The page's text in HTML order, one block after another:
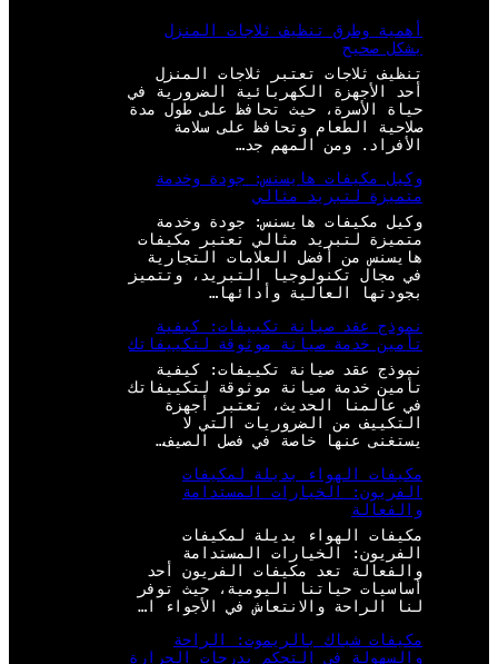
أهمية وطرق تنظيف ثلاجات المنزل
بشكل صحيح
تنظيف ثلاجات تعتبر ثلاجات المنزل
أحد الأجهزة الكهربائية الضرورية في
حياة الأسرة، حيث تحافظ على طول مدة
صلاحية الطعام وتحافظ على سلامة
الأفراد. ومن المهم جد…
وكيل مكيفات هايسنس: جودة وخدمة
متميزة لتبريد مثالي
وكيل مكيفات هايسنس: جودة وخدمة
متميزة لتبريد مثالي تعتبر مكيفات
هايسنس من أفضل العلامات التجارية
في مجال تكنولوجيا التبريد، وتتميز
بجودتها العالية وأدائها…
نموذج عقد صيانة تكييفات: كيفية
تأمين خدمة صيانة موثوقة لتكييفاتك
نموذج عقد صيانة تكييفات: كيفية
تأمين خدمة صيانة موثوقة لتكييفاتك
في عالمنا الحديث، تعتبر أجهزة
التكييف من الضروريات التي لا
يستغنى عنها خاصة في فصل الصيف…
مكيفات الهواء بديلة لمكيفات
الفريون: الخيارات المستدامة
والفعالة
مكيفات الهواء بديلة لمكيفات
الفريون: الخيارات المستدامة
والفعالة تعد مكيفات الفريون أحد
أساسيات حياتنا اليومية، حيث توفر
لنا الراحة والانتعاش في الأجواء ا…
مكيفات شباك بالريموت: الراحة
والسهولة في التحكم بدرجات الحرارة